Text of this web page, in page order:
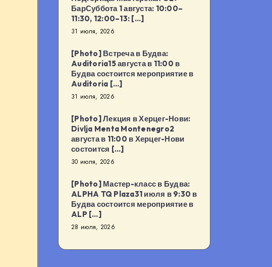
БарСуббота 1 августа: 10:00–
11:30, 12:00–13: […]
31 июля, 2026
[Photo] Встреча в Будва:
Auditoria15 августа в 11:00 в
Будва состоится мероприятие в
Auditoria […]
31 июля, 2026
[Photo] Лекция в Херцег-Нови:
Divlja Menta Montenegro2
августа в 11:00 в Херцег-Нови
состоится […]
30 июля, 2026
[Photo] Мастер-класс в Будва:
ALPHA TQ Plaza31 июля в 9:30 в
Будва состоится мероприятие в
ALP […]
28 июля, 2026